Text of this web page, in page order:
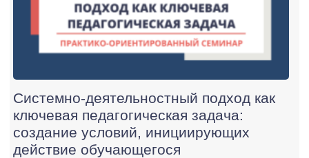
Системно-деятельностный подход как
ключевая педагогическая задача:
создание условий, инициирующих
действие обучающегося